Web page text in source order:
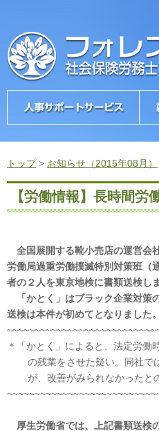
トップ> お知らせ（2015年08月）
【労働情報】長時間
全国展開する靴小売店の運営会
労働局過重労働撲滅特別対策班（
者の２人を東京地検に書類送検し
「かとく」はブラック企業対策
送検は本件が初めてとなりました。
＊「かとく」によると、法定労
の残業をさせた疑い。同社で
が、改善がみられなかったと
厚生労働省では、上記書類送検